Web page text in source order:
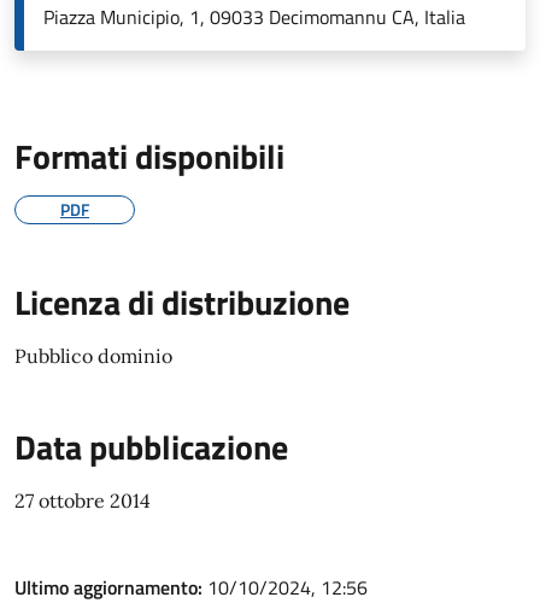
Piazza Municipio, 1, 09033 Decimomannu CA, Italia
Formati disponibili
PDF
Licenza di distribuzione
Pubblico dominio
Data pubblicazione
27 ottobre 2014
Ultimo aggiornamento: 10/10/2024, 12:56